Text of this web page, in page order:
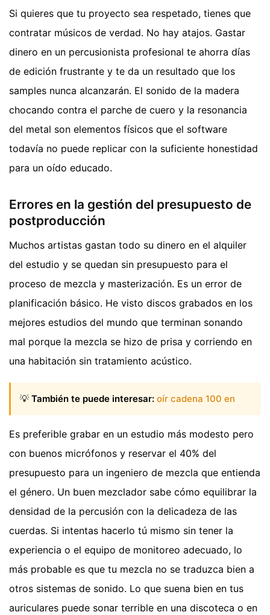
Si quieres que tu proyecto sea respetado, tienes que
contratar músicos de verdad. No hay atajos. Gastar
dinero en un percusionista profesional te ahorra días
de edición frustrante y te da un resultado que los
samples nunca alcanzarán. El sonido de la madera
chocando contra el parche de cuero y la resonancia
del metal son elementos físicos que el software
todavía no puede replicar con la suficiente honestidad
para un oído educado.
Errores en la gestión del presupuesto de
postproducción
Muchos artistas gastan todo su dinero en el alquiler
del estudio y se quedan sin presupuesto para el
proceso de mezcla y masterización. Es un error de
planificación básico. He visto discos grabados en los
mejores estudios del mundo que terminan sonando
mal porque la mezcla se hizo de prisa y corriendo en
una habitación sin tratamiento acústico.
💡 También te puede interesar: oír cadena 100 en
Es preferible grabar en un estudio más modesto pero
con buenos micrófonos y reservar el 40% del
presupuesto para un ingeniero de mezcla que entienda
el género. Un buen mezclador sabe cómo equilibrar la
densidad de la percusión con la delicadeza de las
cuerdas. Si intentas hacerlo tú mismo sin tener la
experiencia o el equipo de monitoreo adecuado, lo
más probable es que tu mezcla no se traduzca bien a
otros sistemas de sonido. Lo que suena bien en tus
auriculares puede sonar terrible en una discoteca o en